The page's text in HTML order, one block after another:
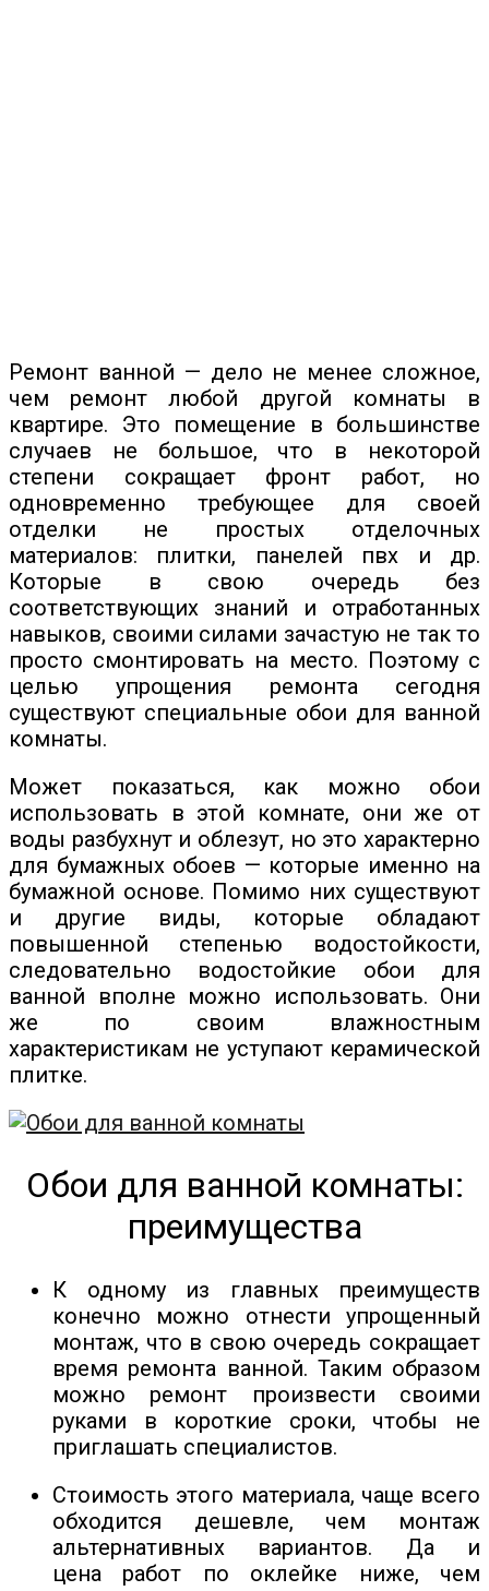
Ремонт ванной — дело не менее сложное,
чем ремонт любой другой комнаты в
квартире. Это помещение в большинстве
случаев не большое, что в некоторой
степени сокращает фронт работ, но
одновременно требующее для своей
отделки не простых отделочных
материалов: плитки, панелей пвх и др.
Которые в свою очередь без
соответствующих знаний и отработанных
навыков, своими силами зачастую не так то
просто смонтировать на место. Поэтому с
целью упрощения ремонта сегодня
существуют специальные обои для ванной
комнаты.
Может показаться, как можно обои
использовать в этой комнате, они же от
воды разбухнут и облезут, но это характерно
для бумажных обоев — которые именно на
бумажной основе. Помимо них существуют
и другие виды, которые обладают
повышенной степенью водостойкости,
следовательно водостойкие обои для
ванной вполне можно использовать. Они
же по своим влажностным
характеристикам не уступают керамической
плитке.
Обои для ванной комнаты:
преимущества
К одному из главных преимуществ
конечно можно отнести упрощенный
монтаж, что в свою очередь сокращает
время ремонта ванной. Таким образом
можно ремонт произвести своими
руками в короткие сроки, чтобы не
приглашать специалистов.
Стоимость этого материала, чаще всего
обходится дешевле, чем монтаж
альтернативных вариантов. Да и
цена работ по оклейке ниже, чем